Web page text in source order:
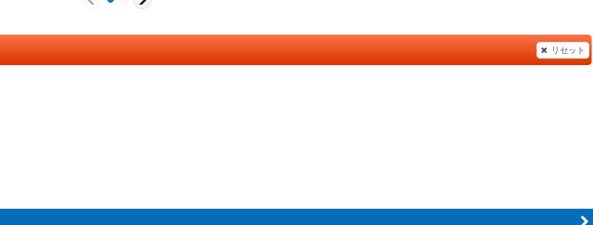
リセット